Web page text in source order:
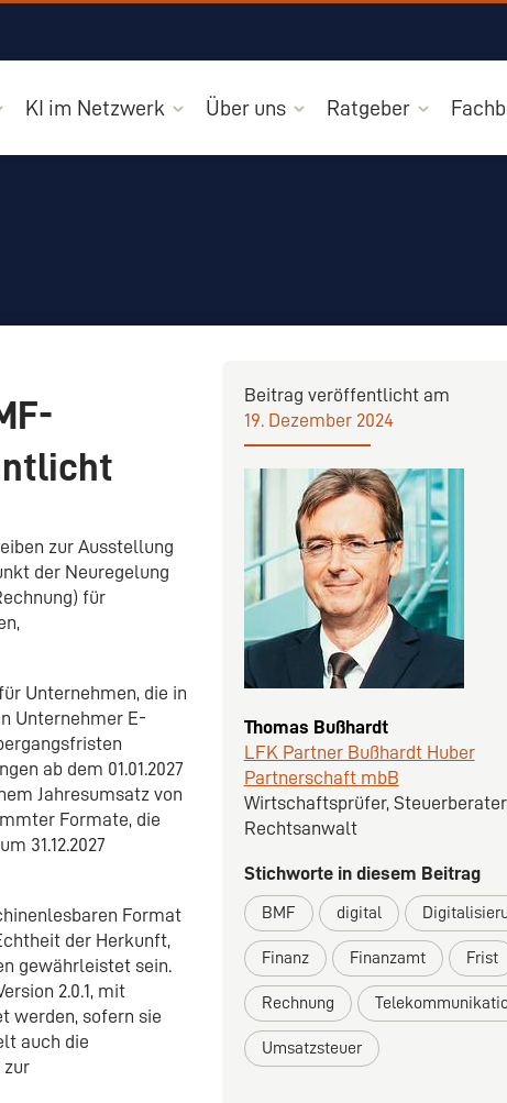
KI im Netzwerk Über uns Ratgeber
zur Ausstellung
der Neuregelung
für
Unternehmen, die in
Unternehmer E-
ab dem 01.01.2027
Jahresumsatz von
Formate, die
31.12.2027
Format
der Herkunft,
gewährleistet sein.
2.0.1, mit
werden, sofern sie
auch die
zur
Beitrag veröffentlicht am
19. Dezember 2024
Thomas Bußhardt
LFK Partner Bußhardt Huber
Partnerschaft mbB
Wirtschaftsprüfer,
Rechtsanwalt
Stichworte in diesem Beitrag
BMF digital
Finanz Finanzamt Frist
Rechnung
Umsatzsteuer